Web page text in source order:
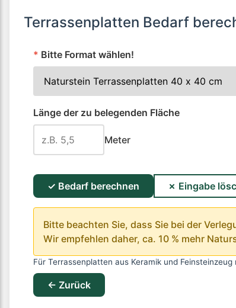
Terrassenplatten Bedarf
* Bitte Format wählen!
Länge der zu belegenden Fläche
Meter
✓ Bedarf berechnen ✗ Eingabe
Bitte beachten Sie, dass Sie bei der
Wir empfehlen daher, ca. 10 % mehr
Für Terrassenplatten aus Keramik und
← Zurück